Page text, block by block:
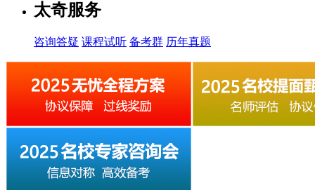
太奇服务
咨询答疑 课程试听 备考群 历年真题